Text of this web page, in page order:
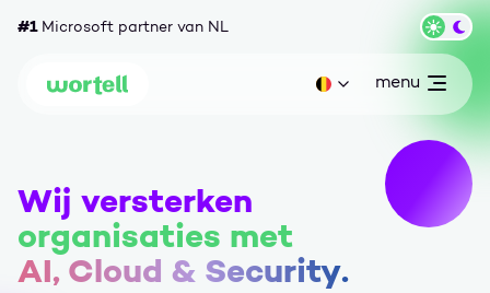
#1Microsoft partner van NL
Wortell Huidige taal: be
open
menu
Wij versterken
organisaties met
AI, Cloud & Security.